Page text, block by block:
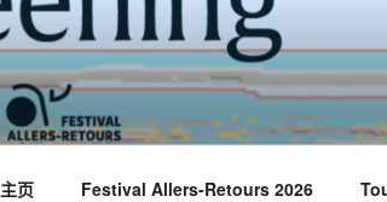
主页 Festival Allers-Retours 2026